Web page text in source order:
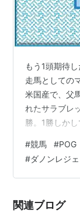
*マイグッドネ
もう1頭期待
走馬としての
米国産で、父
れたサラブレ
勝。1勝しか
牝馬マイグッ
馬Storm Bird
ッドです。生
の競走馬の仲
#競馬 #POG
#ダノンレジ
関連ブログ